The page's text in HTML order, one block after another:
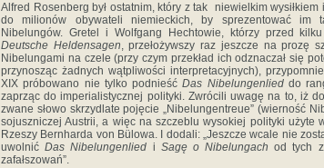
Alfred Rosenberg był ostatnim, który z tak niewielkim wysiłkiem
do milionów obywateli niemieckich, by sprezentować im
Nibelungów. Gretel i Wolfgang Hechtowie, którzy przed
Deutsche Heldensagen, przełożywszy raz jeszcze na prozę
Nibelungami na czele (przy czym przekład ich odznaczał się
przynosząc żadnych wątpliwości interpretacyjnych),
XIX próbowano nie tylko podnieśćDas Nibelungenlieddo
zaprząc do imperialistycznej polityki. Zwrócili uwagę na to, iż
zwane słowo skrzydlate pojęcie „Nibelungentreue” (wierność
sojuszniczej Austrii, a więc na szczeblu wysokiej polityki użyte
Rzeszy Bernharda von Bülowa. I dodali: „Jeszcze wcale nie
uwolnićDas Nibelungenlied i Sagę o Nibelungach od tych
zafałszowań”.